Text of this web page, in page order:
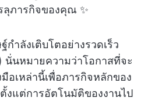
ภารกิจของคุณ ✨
ำลังเติบโตอย่างรวดเร็ว
นั่นหมายความว่าโอกาสที่จะ
อเหล่านี้เพื่อภารกิจหลักของ
งแต่การอัตโนมัติของงานไป